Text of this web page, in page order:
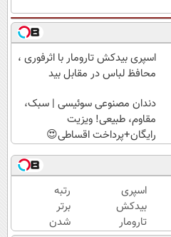
اسپری بیدکش تارومار با اثرفوری ،
محافظ لباس در مقابل بید
دندان مصنوعی سوئیسی | سبک،
مقاوم، طبیعی! ویزیت
رایگان+پرداخت اقساطی😍
اسپری
بیدکش
تارومار
رتبه
برتر
شدن